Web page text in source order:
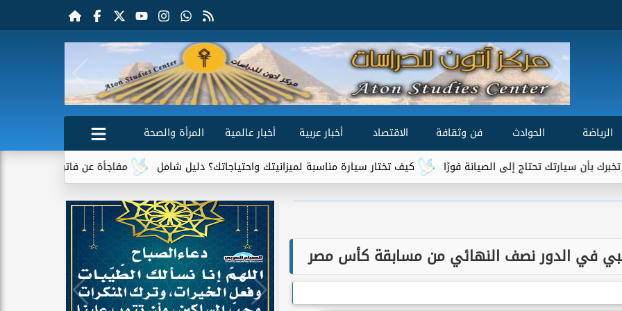
الرياضة الحوادث فن وثقافة الاقتصاد أخبار عربية أخبار عالمية
المرأة والصحة
مفاجأة عن فاتورة الكهرباء.. جهاز واحد يتصدر
كيف تختار سيارة مناسبة لميزانيتك واحتياجاتك؟ دليل شامل إلى الصيانة فورًا
إنبي في الدور نصف النهائي من مسابقة كأس مصر